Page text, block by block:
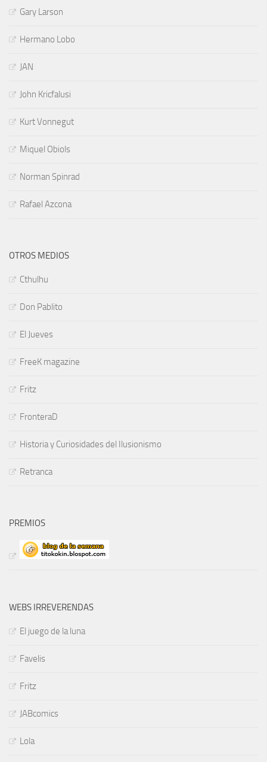
Gary Larson
Hermano Lobo
JAN
John Kricfalusi
Kurt Vonnegut
Miquel Obiols
Norman Spinrad
Rafael Azcona
OTROS MEDIOS
Cthulhu
Don Pablito
El Jueves
FreeK magazine
Fritz
FronteraD
Historia y Curiosidades del Ilusionismo
Retranca
PREMIOS
WEBS IRREVERENDAS
El juego de la luna
Favelis
Fritz
JABcomics
Lola